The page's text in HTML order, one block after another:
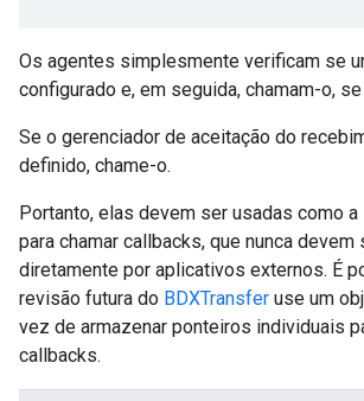
Os agentes simplesmente verificam se
configurado e, em seguida, chamam-o,
Se o gerenciador de aceitação do
definido, chame-o.
Portanto, elas devem ser usadas como
para chamar callbacks, que nunca devem
diretamente por aplicativos externos. É
revisão futura do BDXTransfer use um
vez de armazenar ponteiros individuais
callbacks.